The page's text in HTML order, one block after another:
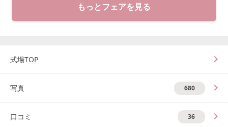
もっとフェアを見る
式場TOP
写真 680
口コミ 36